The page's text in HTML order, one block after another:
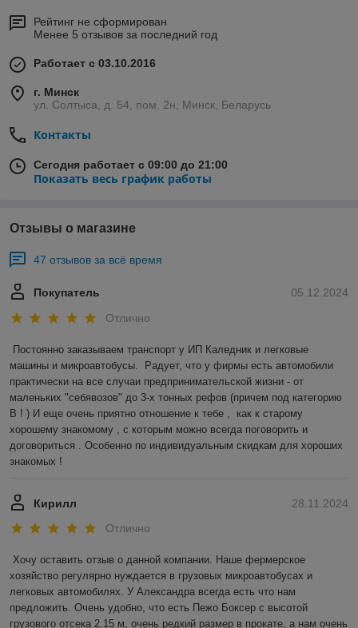
Рейтинг не сформирован
Менее 5 отзывов за последний год
Работает с 03.10.2016
г. Минск
ул. Солтыса, д. 54, пом. 2н, Минск, Беларусь
Контакты
Сегодня работает с 09:00 до 21:00
Показать весь график работы
Отзывы о магазине
47 отзывов за всё время
05.12.2024
Покупатель
Отлично
Постоянно заказываем транспорт у ИП Каледник и легковые
машины и микроавтобусы.  Радует, что у фирмы есть автомобили
практически на все случаи предпринимательской жизни - от
маленьких "себявозов" до 3-х тонных рефов (причем под категорию
В ! ) И еще очень приятно отношение к тебе ,  как к старому
хорошему знакомому , с которым можно всегда поговорить и
договориться . Особенно по индивидуальным скидкам для хороших
знакомых !
28.11.2024
Кирилл
Отлично
Хочу оставить отзыв о данной компании. Наше фермерское
хозяйство регулярно нуждается в грузовых микроавтобусах и
легковых автомобилях. У Александра всегда есть что нам
предложить. Очень удобно, что есть Пежо Боксер с высотой
грузового отсека 2.15 м, очень редкий размер в прокате, а нам очень